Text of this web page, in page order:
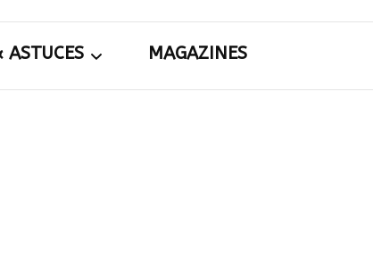
&
MAGAZINES